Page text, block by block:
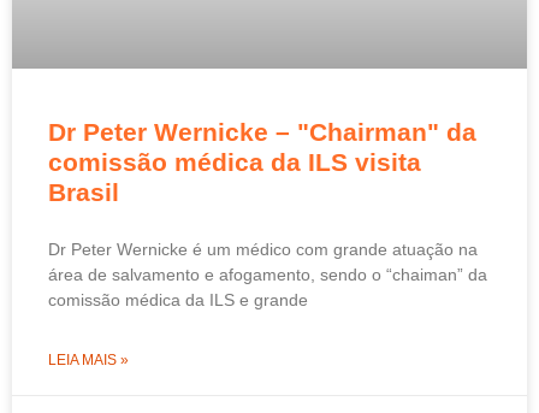
Dr Peter Wernicke – "Chairman" da
comissão médica da ILS visita
Brasil
Dr Peter Wernicke é um médico com grande atuação na
área de salvamento e afogamento, sendo o “chaiman” da
comissão médica da ILS e grande
LEIA MAIS »